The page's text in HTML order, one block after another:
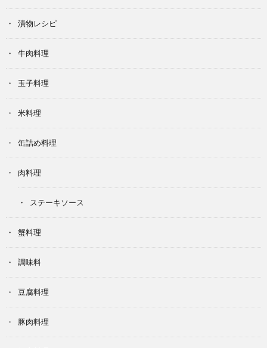
漬物レシピ
牛肉料理
玉子料理
米料理
缶詰め料理
肉料理
ステーキソース
蟹料理
調味料
豆腐料理
豚肉料理